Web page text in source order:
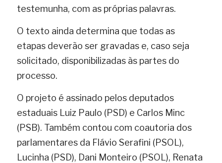
testemunha, com as próprias palavras.
O texto ainda determina que todas as
etapas deverão ser gravadas e, caso seja
solicitado, disponibilizadas às partes do
processo.
O projeto é assinado pelos deputados
estaduais Luiz Paulo (PSD) e Carlos Minc
(PSB). Também contou com coautoria dos
parlamentares da Flávio Serafini (PSOL),
Lucinha (PSD), Dani Monteiro (PSOL), Renata